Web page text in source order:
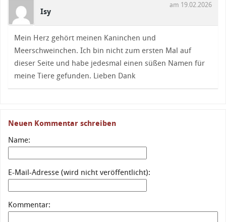
Isy
am 19.02.2026
Mein Herz gehört meinen Kaninchen und
Meerschweinchen. Ich bin nicht zum ersten Mal auf
dieser Seite und habe jedesmal einen süßen Namen für
meine Tiere gefunden. Lieben Dank
Neuen Kommentar schreiben
Name:
E-Mail-Adresse (wird nicht veröffentlicht):
Kommentar: